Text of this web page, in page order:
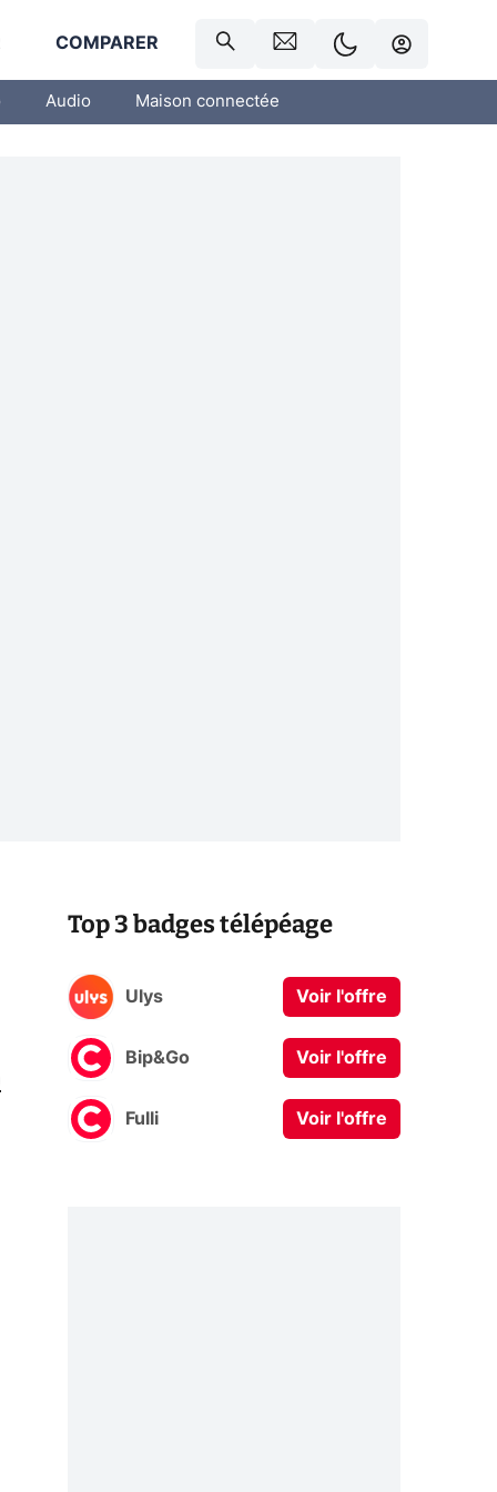
COMPARER
Audio Maison connectée
Top 3 badges télépéage
Ulys Voir l'offre
Bip&Go Voir l'offre
Fulli Voir l'offre